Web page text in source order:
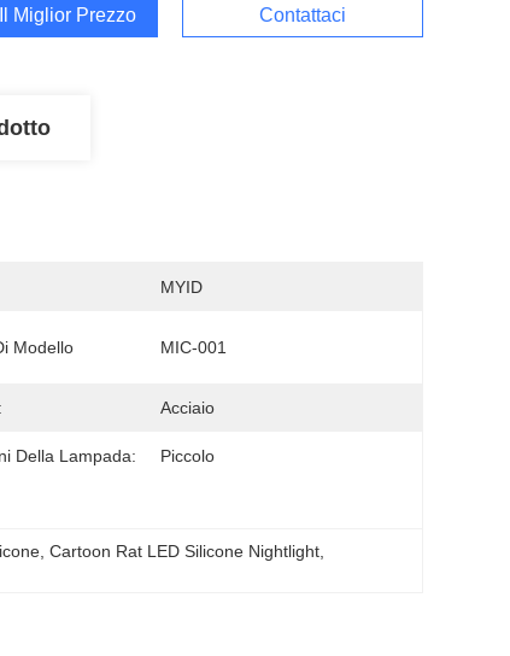
Miglior Prezzo Contattaci
MYID
Modello MIC-001
Acciaio
Della Lampada: Piccolo
, Cartoon Rat LED Silicone Nightlight